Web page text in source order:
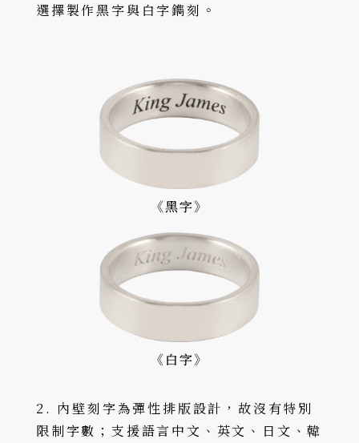
選擇製作黑字與白字鐫刻。
《黑字》
《白字》
2. 內壁刻字為彈性排版設計，故沒有特別
限制字數；支援語言中文、英文、日文、韓